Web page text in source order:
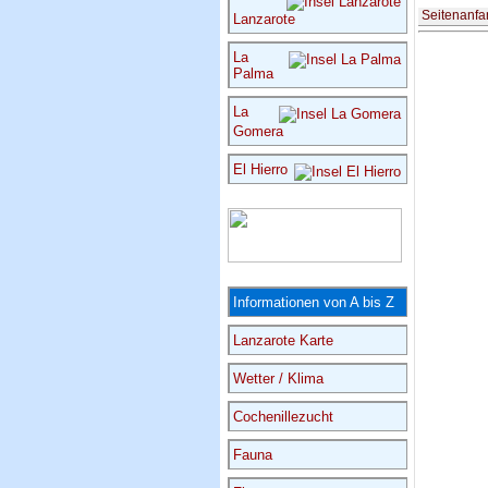
Lanzarote
La
Palma
La
Gomera
El Hierro
Informationen von A bis Z
Lanzarote Karte
Wetter / Klima
Cochenillezucht
Fauna